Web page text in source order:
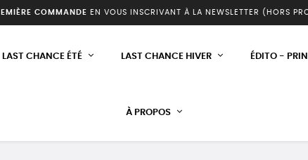
COMMANDE EN VOUS INSCRIVANT À LA NEWSLETTER (HORS
LAST CHANCE ÉTÉ LAST CHANCE HIVER ÉDITO -
À PROPOS